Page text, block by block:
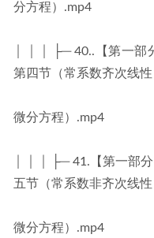
分方程）.mp4
│ │ │ ├─ 40..【第一部
第四节（常系数齐次线性
微分方程）.mp4
│ │ │ ├─ 41.【第一部
五节（常系数非齐次线性
微分方程）.mp4